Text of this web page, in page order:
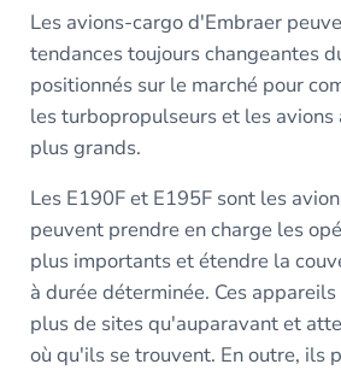
Les avions-cargo d'Embraer
tendances toujours changeantes
positionnés sur le marché pour
les turbopropulseurs et les
plus grands.
Les E190F et E195F sont les
peuvent prendre en charge les
plus importants et étendre la
à durée déterminée. Ces
plus de sites qu'auparavant et
où qu'ils se trouvent. En outre, ils